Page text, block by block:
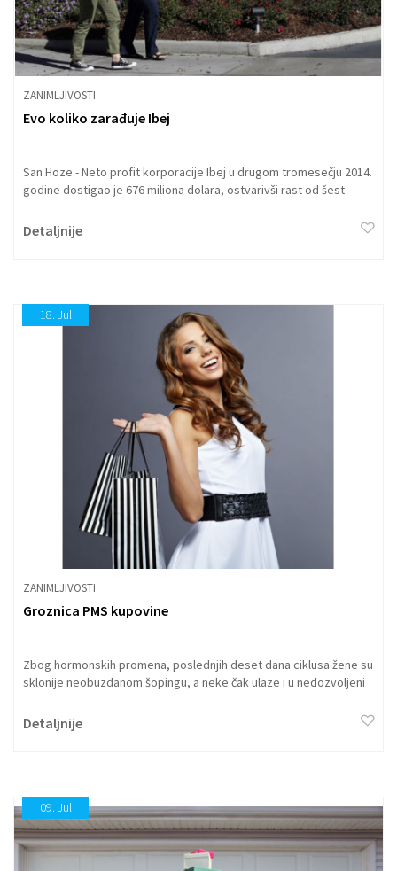
ZANIMLJIVOSTI
Evo koliko zarađuje Ibej
San Hoze - Neto profit korporacije Ibej u drugom tromesečju 2014.
godine dostigao je 676 miliona dolara, ostvarivši rast od šest
Detaljnije
18. Jul
ZANIMLJIVOSTI
Groznica PMS kupovine
Zbog hormonskih promena, poslednjih deset dana ciklusa žene su
sklonije neobuzdanom šopingu, a neke čak ulaze i u nedozvoljeni
Detaljnije
09. Jul